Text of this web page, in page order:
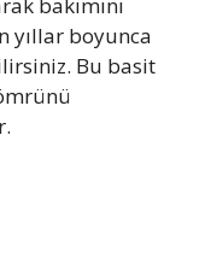
yıllar boyunca
Bu basit